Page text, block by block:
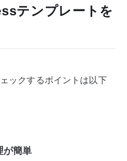
テンプレートを
ックするポイントは以下
が簡単